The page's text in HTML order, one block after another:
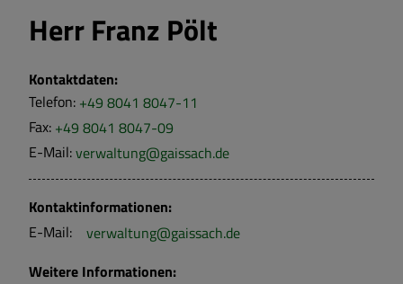
HerrFranz Pölt
Kontaktdaten:
Telefon: +49 8041 8047-11
Fax: +49 8041 8047-09
E-Mail:verwaltung@gaissach.de
Kontaktinformationen:
E-Mail:
verwaltung@gaissach.de
Weitere Informationen: